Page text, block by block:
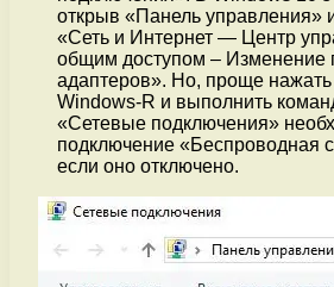
открыв «Панель управления»
«Сеть и Интернет — Центр
общим доступом – Изменение
адаптеров». Но, проще
Windows-R и выполнить
«Сетевые подключения»
подключение «Беспроводная
если оно отключено.